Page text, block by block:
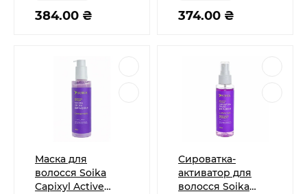
384.00 ₴
100 мл
374.00 ₴
Маска для
волосся Soika
Capixyl Active
Сироватка-
активатор для
волосся Soika